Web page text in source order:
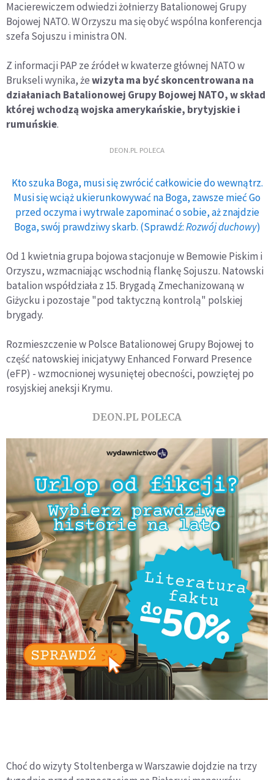
Macierewiczem odwiedzi żołnierzy Batalionowej Grupy
Bojowej NATO. W Orzyszu ma się obyć wspólna konferencja
szefa Sojuszu i ministra ON.
Z informacji PAP ze źródeł w kwaterze głównej NATO w
Brukseli wynika, żewizyta ma być skoncentrowana na
działaniach Batalionowej Grupy Bojowej NATO, w skład
której wchodzą wojska amerykańskie, brytyjskie i
rumuńskie.
DEON.PL POLECA
Kto szuka Boga, musi się zwrócić całkowicie do wewnątrz.
Musi się wciąż ukierunkowywać na Boga, zawsze mieć Go
przed oczyma i wytrwale zapominać o sobie, aż znajdzie
Boga, swój prawdziwy skarb. (Sprawdź:Rozwój duchowy)
Od 1 kwietnia grupa bojowa stacjonuje w Bemowie Piskim i
Orzyszu, wzmacniając wschodnią flankę Sojuszu. Natowski
batalion współdziała z 15. Brygadą Zmechanizowaną w
Giżycku i pozostaje "pod taktyczną kontrolą" polskiej
brygady.
Rozmieszczenie w Polsce Batalionowej Grupy Bojowej to
część natowskiej inicjatywy Enhanced Forward Presence
(eFP) - wzmocnionej wysuniętej obecności, powziętej po
rosyjskiej aneksji Krymu.
DEON.PL POLECA
Choć do wizyty Stoltenberga w Warszawie dojdzie na trzy